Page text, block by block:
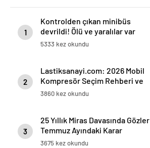
1
Kontrolden çıkan minibüs
devrildi! Ölü ve yaralılar var
5333 kez okundu
2
Lastiksanayi.com: 2026 Mobil
Kompresör Seçim Rehberi ve
Verimlilik Analizi
3860 kez okundu
3
25 Yıllık Miras Davasında Gözler
Temmuz Ayındaki Karar
Duruşmasına Çevrildi
3675 kez okundu